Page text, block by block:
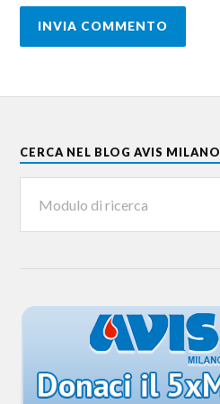
CERCA NEL BLOG AVIS MILANO